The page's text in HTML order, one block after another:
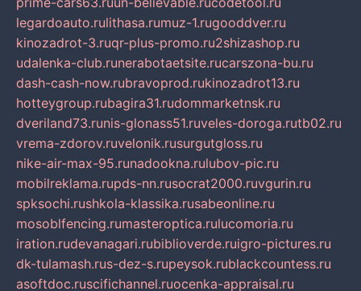
legardoauto.rulithasa.rumuz-1.rugooddver.ru
kinozadrot-3.ruqr-plus-promo.ru2shizashop.ru
udalenka-club.runerabotaetsite.rucarszona-bu.ru
dash-cash-now.rubravoprod.rukinozadrot13.ru
hotteygroup.rubagira31.rudommarketnsk.ru
dveriland73.runis-glonass51.ruveles-doroga.rutb02.ru
vrema-zdorov.ruvelonik.rusurgutgloss.ru
nike-air-max-95.runadookna.rulubov-pic.ru
mobilreklama.rupds-nn.rusocrat2000.ruvgurin.ru
spksochi.rushkola-klassika.rusabeonline.ru
mosoblfencing.rumasteroptica.rulucomoria.ru
iration.rudevanagari.rubiblioverde.ruigro-pictures.ru
dk-tulamash.rus-dez-s.rupeysok.rublackcountess.ru
asoftdoc.ruscifichannel.ruocenka-appraisal.ru